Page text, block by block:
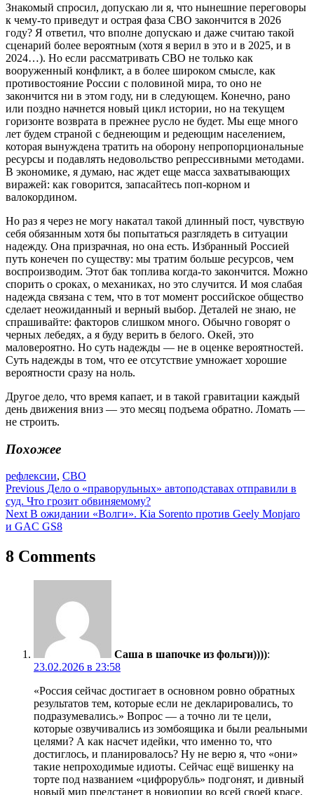
Знакомый спросил, допускаю ли я, что нынешние переговоры
к чему-то приведут и острая фаза СВО закончится в 2026
году? Я ответил, что вполне допускаю и даже считаю такой
сценарий более вероятным (хотя я верил в это и в 2025, и в
2024…). Но если рассматривать СВО не только как
вооруженный конфликт, а в более широком смысле, как
противостояние России с половиной мира, то оно не
закончится ни в этом году, ни в следующем. Конечно, рано
или поздно начнется новый цикл истории, но на текущем
горизонте возврата в прежнее русло не будет. Мы еще много
лет будем страной с беднеющим и редеющим населением,
которая вынуждена тратить на оборону непропорциональные
ресурсы и подавлять недовольство репрессивными методами.
В экономике, я думаю, нас ждет еще масса захватывающих
виражей: как говорится, запасайтесь поп-корном и
валокордином.
Но раз я через не могу накатал такой длинный пост, чувствую
себя обязанным хотя бы попытаться разглядеть в ситуации
надежду. Она призрачная, но она есть. Избранный Россией
путь конечен по существу: мы тратим больше ресурсов, чем
воспроизводим. Этот бак топлива когда-то закончится. Можно
спорить о сроках, о механиках, но это случится. И моя слабая
надежда связана с тем, что в тот момент российское общество
сделает неожиданный и верный выбор. Деталей не знаю, не
спрашивайте: факторов слишком много. Обычно говорят о
черных лебедях, а я буду верить в белого. Окей, это
маловероятно. Но суть надежды — не в оценке вероятностей.
Суть надежды в том, что ее отсутствие умножает хорошие
вероятности сразу на ноль.
Другое дело, что время капает, и в такой гравитации каждый
день движения вниз — это месяц подъема обратно. Ломать —
не строить.
Похожее
рефлексии, СВО
Навигация
по
записям
Previous Дело о «праворульных» автоподставах отправили в
суд. Что грозит обвиняемому?
Next В ожидании «Волги». Kia Sorento против Geely Monjaro
и GAC GS8
8 Comments
Саша в шапочке из фольги)))):
23.02.2026 в 23:58
«Россия сейчас достигает в основном ровно обратных
результатов тем, которые если не декларировались, то
подразумевались.» Вопрос — а точно ли те цели,
которые озвучивались из зомбоящика и были реальными
целями? А как насчет идейки, что именно то, что
достиглось, и планировалось? Ну не верю я, что «они»
такие непроходимые идиоты. Сейчас ещё вишенку на
торте под названием «цифрорубль» подгонят, и дивный
новый мир предстанет в новиопии во всей своей красе.